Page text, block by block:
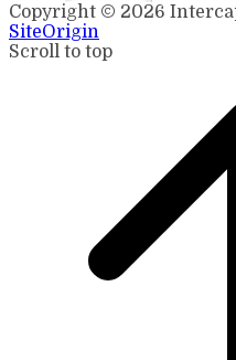
Copyright © 2026
SiteOrigin
Scroll to top